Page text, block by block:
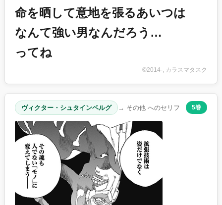
命を晒して意地を張るあいつは
なんて強い男なんだろう…
ってね
©2014-, カラスマタスク
ヴィクター・シュタインベルグ → その他 へのセリフ 5巻